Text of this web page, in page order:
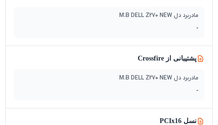
مادربرد دل M.B DELL Z270 NEW
-
پشتیبانی از Crossfire
مادربرد دل M.B DELL Z270 NEW
-
نسل PCIx16